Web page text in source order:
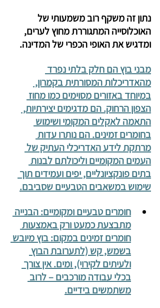
נתון זה משקף רוב משמעותי של
האוכלוסייה המתגוררת מחוץ לערים,
ומדגיש את האופי הכפרי של המדינה.
מבני בוץ הם חלק בלתי נפרד
מהאדריכלות המסורתית בקמרון,
במיוחד באזורים מסוימים כמו מחוז
הצפון הרחוק. הם מדגימים יצירתיות,
התאמה לאקלים המקומי ושימוש
בחומרים זמינים. הם נותרו עדות
מרתקת לידע האדריכלי העתיק של
העמים המקומיים וליכולתם לבנות
בתים פונקציונליים, יפים ועמידים תוך
שימוש במשאבים הטבעיים שסביבם.
חומרים טבעיים ומקומיים: הבנייה
מתבצעת כמעט ורק באמצעות
חומרים זמינים במקום: בוץ מיובש
בשמש, קש (לתערובת הבוץ
ולעיתים לקירוי), ומים. אין צורך
בכלי עבודה מורכבים – לרוב
משתמשים בידיים.